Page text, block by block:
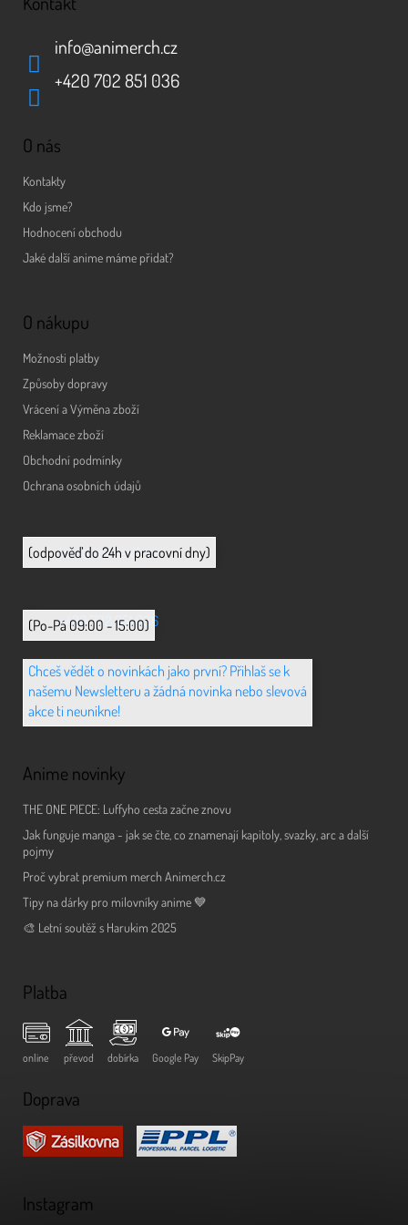
info@animerch.cz
+420 702 851 036
O nás
Kontakty
Kdo jsme?
Hodnocení obchodu
Jaké další anime máme přidat?
O nákupu
Možnosti platby
Způsoby dopravy
Vrácení a Výměna zboží
Reklamace zboží
Obchodní podmínky
Ochrana osobních údajů
info@animerch.cz
(odpověď do 24h v pracovní dny)
+420 702 851 036
(Po-Pá 09:00 - 15:00)
Chceš vědět o novinkách jako první? Přihlaš se k
našemu Newsletteru a žádná novinka nebo slevová
akce ti neunikne!
Anime novinky
THE ONE PIECE: Luffyho cesta začne znovu
Jak funguje manga - jak se čte, co znamenají kapitoly, svazky, arc a další
pojmy
Proč vybrat premium merch Animerch.cz
Tipy na dárky pro milovníky anime 💙
🎨 Letní soutěž s Harukim 2025
Platba
online převod dobírka Google Pay SkipPay
Doprava
Instagram